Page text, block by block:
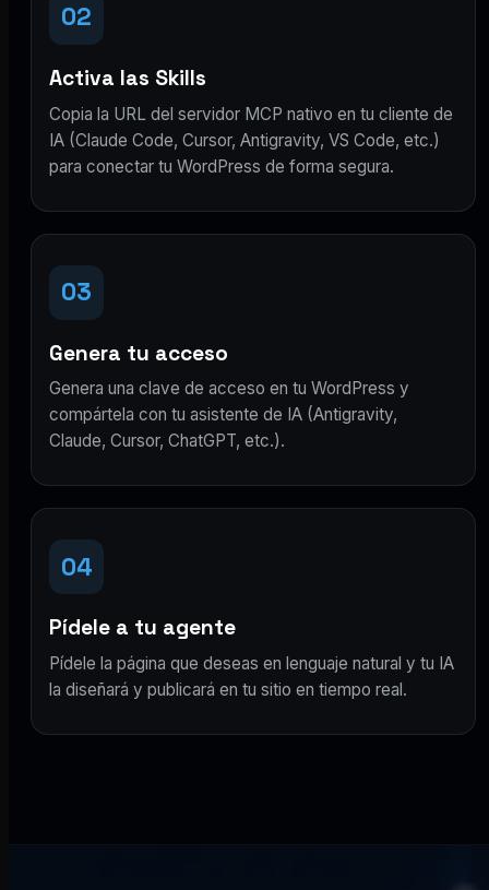
02
Activa las Skills
Copia la URL del servidor MCP nativo en tu cliente de
IA (Claude Code, Cursor, Antigravity, VS Code, etc.)
para conectar tu WordPress de forma segura.
03
Genera tu acceso
Genera una clave de acceso en tu WordPress y
compártela con tu asistente de IA (Antigravity,
Claude, Cursor, ChatGPT, etc.).
04
Pídele a tu agente
Pídele la página que deseas en lenguaje natural y tu IA
la diseñará y publicará en tu sitio en tiempo real.